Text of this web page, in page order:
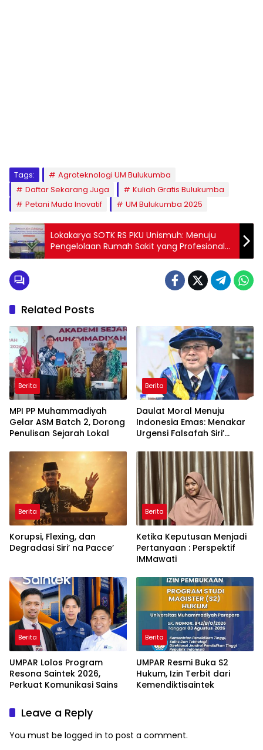
Tags:
Agroteknologi UM Bulukumba
Daftar Sekarang Juga
Kuliah Gratis Bulukumba
Petani Muda Inovatif
UM Bulukumba 2025
Lokakarya SOTK RS PKU Unismuh: Menuju
Pengelolaan Rumah Sakit yang Profesional
dan Transparan
Related Posts
Berita
MPI PP Muhammadiyah
Gelar ASM Batch 2, Dorong
Penulisan Sejarah Lokal
Berita
Daulat Moral Menuju
Indonesia Emas: Menakar
Urgensi Falsafah Siri’
Ancaman Kleptokrasi
Berita
Korupsi, Flexing, dan
Degradasi Siri’ na Pacce’
Berita
Ketika Keputusan Menjadi
Pertanyaan : Perspektif
IMMawati
Berita
UMPAR Lolos Program
Resona Saintek 2026,
Perkuat Komunikasi Sains
Berita
UMPAR Resmi Buka S2
Hukum, Izin Terbit dari
Kemendiktisaintek
Leave a Reply
You must be logged in to post a comment.